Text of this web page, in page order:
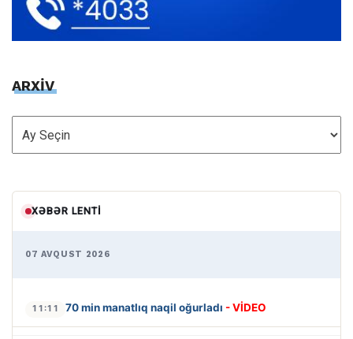
ARXİV
ARXİV
XƏBƏR LENTI
07 AVQUST 2026
11:11 70 min manatlıq naqil oğurladı - VİDEO